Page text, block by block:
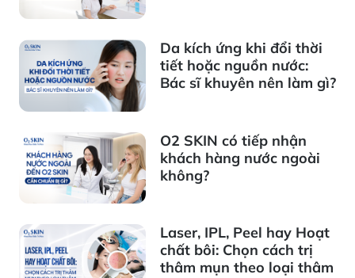
Da kích ứng khi đổi thời
tiết hoặc nguồn nước:
Bác sĩ khuyên nên làm gì?
O2 SKIN có tiếp nhận
khách hàng nước ngoài
không?
Laser, IPL, Peel hay Hoạt
chất bôi: Chọn cách trị
thâm mụn theo loại thâm